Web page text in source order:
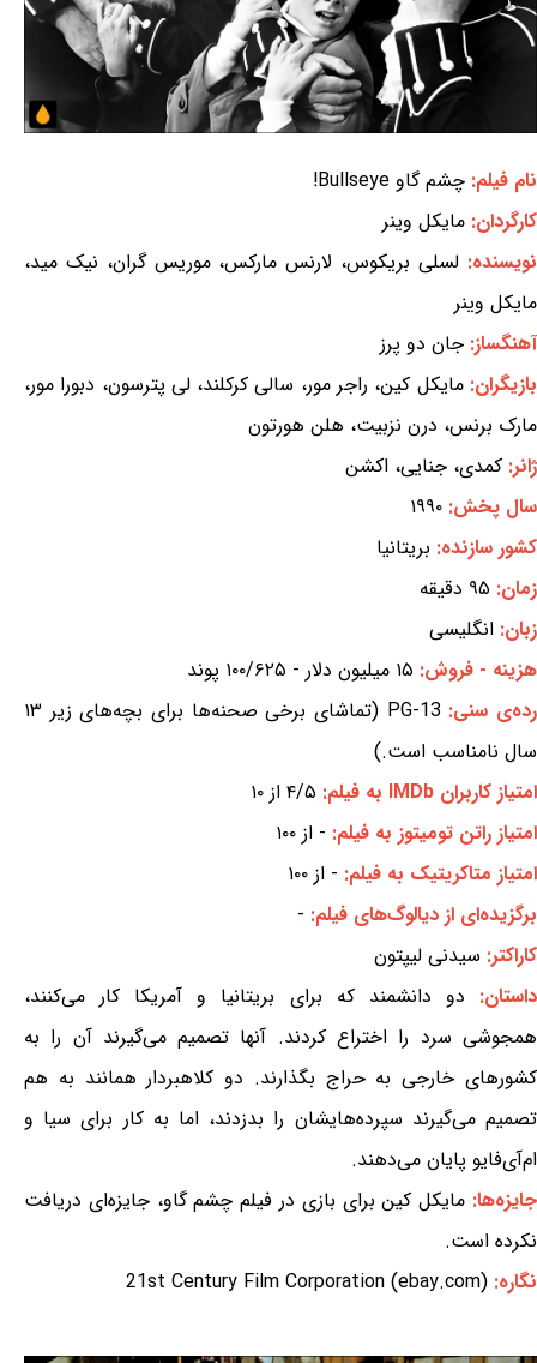
نام فیلم: چشم گاو Bullseye!
کارگردان: مایکل وینر
نویسنده: لسلی بریکوس، لارنس مارکس، موریس گران، نیک مید،
مایکل وینر
آهنگساز: جان دو پرز
بازیگران:مایکل کین، راجر مور، سالی کرکلند، لی پترسون، دبورا مور،
مارک برنس، درن نزبیت، هلن هورتون
ژانر: کمدی، جنایی، اکشن
سال پخش: ۱۹۹۰
کشور سازنده: بریتانیا
زمان: ۹۵ دقیقه
زبان: انگلیسی
هزینه - فروش: ۱۵ میلیون دلار - ۱۰۰/۶۲۵ پوند
رده‌ی سنی:
PG-13 (تماشای برخی صحنه‌ها برای بچه‌های زیر ۱۳
سال نامناسب است.)
امتیاز کاربران IMDb به فیلم:
۴/۵ از ۱۰
امتیاز راتن تومیتوز به فیلم: - از ۱۰۰
امتیاز متاکریتیک به فیلم: - از ۱۰۰
برگزیده‌ای از دیالوگ‌های فیلم: -
کاراکتر: سیدنی لیپتون
داستان: دو دانشمند که برای بریتانیا و آمریکا کار می‌کنند،
همجوشی سرد را اختراع کردند. آنها تصمیم می‌گیرند آن را به
کشورهای خارجی به حراج بگذارند. دو کلاهبردار همانند به هم
تصمیم می‌گیرند سپرده‌هایشان را بدزدند، اما به کار برای سیا و
ام‌آی‌فایو پایان می‌دهند.
جایزه‌ها: مایکل کین برای بازی در فیلم چشم گاو، جایزه‌ای دریافت
نکرده است.
نگاره: 21st Century Film Corporation (ebay.com)